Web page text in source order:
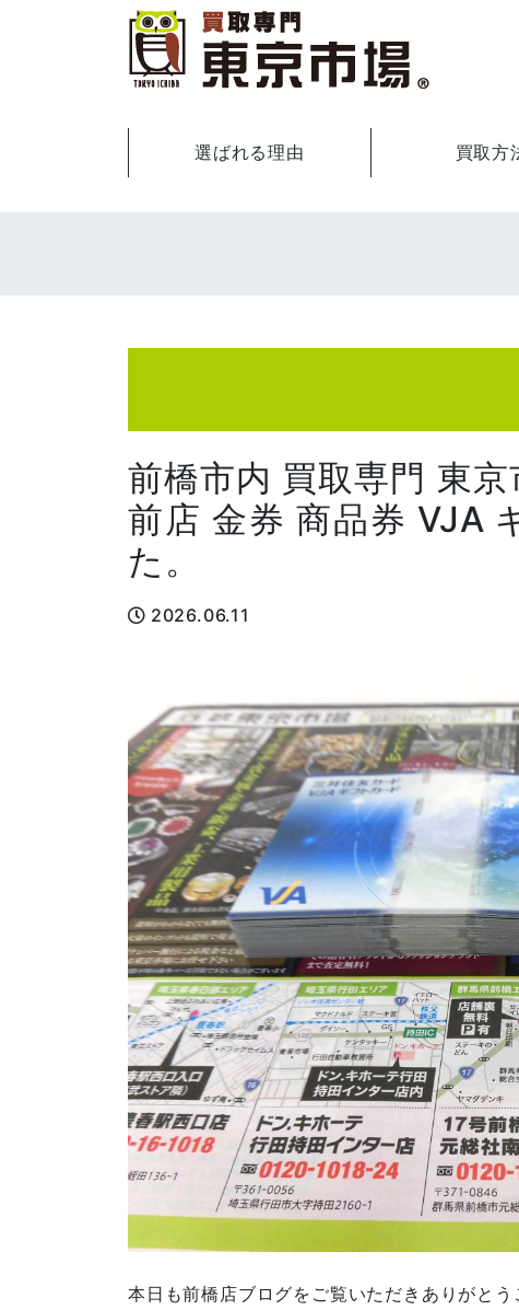
選ばれる理由 買取方
前橋市内 買取専門 東
前店 金券 商品券 VJA
た。
2026.06.11
本日も前橋店ブログをご覧いただきありがとう